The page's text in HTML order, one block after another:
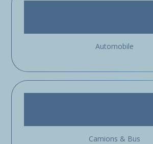
Automobile
Camions & Bus